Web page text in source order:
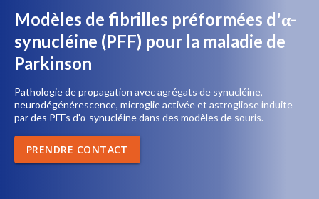
Modèles de fibrilles préformées d'α-
synucléine (PFF) pour la maladie de
Parkinson
Pathologie de propagation avec agrégats de synucléine,
neurodégénérescence, microglie activée et astrogliose induite
par des PFFs d'α-synucléine dans des modèles de souris.
PRENDRE CONTACT